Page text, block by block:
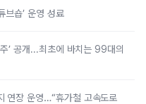
브숍’ 운영 성료
’ 공개...최초에 바치는 99대의
연장 운영…“휴가철 고속도로